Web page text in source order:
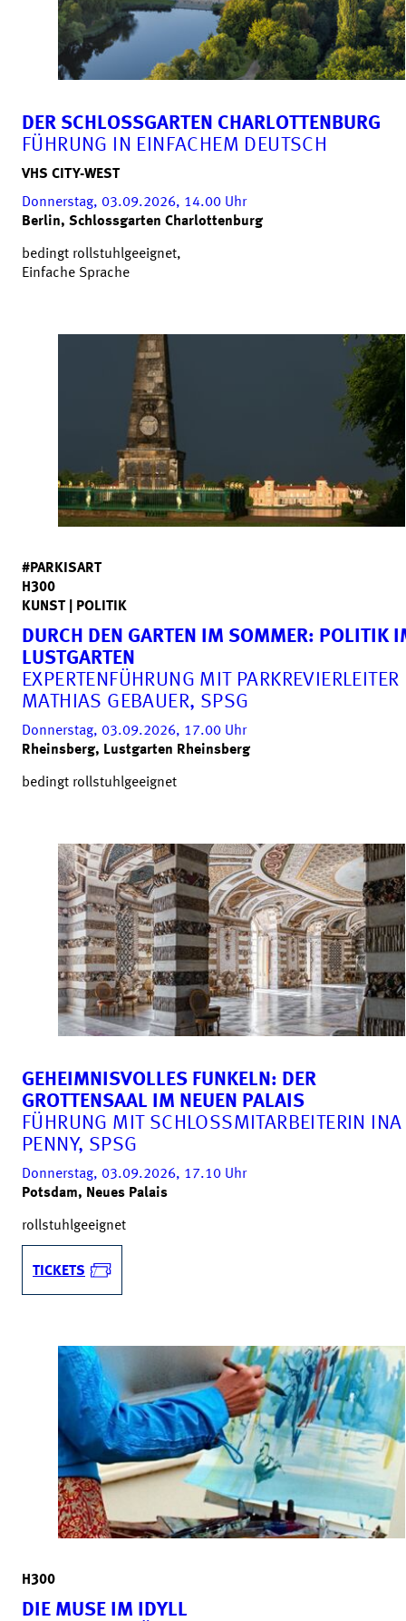
DER SCHLOSSGARTEN CHARLOTTENBURG
FÜHRUNG IN EINFACHEM DEUTSCH
VHS CITY-WEST
Donnerstag, 03.09.2026, 14.00 Uhr
Berlin, Schlossgarten Charlottenburg
bedingt rollstuhlgeeignet,
Einfache Sprache
#PARKISART
H300
KUNST | POLITIK
DURCH DEN GARTEN IM SOMMER: POLITIK
LUSTGARTEN
EXPERTENFÜHRUNG MIT PARKREVIERLEITER
MATHIAS GEBAUER, SPSG
Donnerstag, 03.09.2026, 17.00 Uhr
Rheinsberg, Lustgarten Rheinsberg
bedingt rollstuhlgeeignet
GEHEIMNISVOLLES FUNKELN: DER
GROTTENSAAL IM NEUEN PALAIS
FÜHRUNG MIT SCHLOSSMITARBEITERIN INA
PENNY, SPSG
Donnerstag, 03.09.2026, 17.10 Uhr
Potsdam, Neues Palais
rollstuhlgeeignet
TICKETS
H300
DIE MUSE IM IDYLL